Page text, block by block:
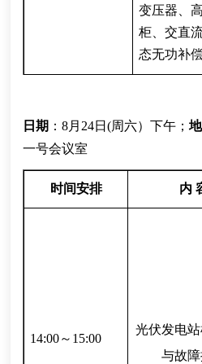
变压器、
柜、交直
态无功补
日期 ：8月24日(周六）下午；
一号会议室
时间安排 内
14:00～15:00
光伏发电
与故